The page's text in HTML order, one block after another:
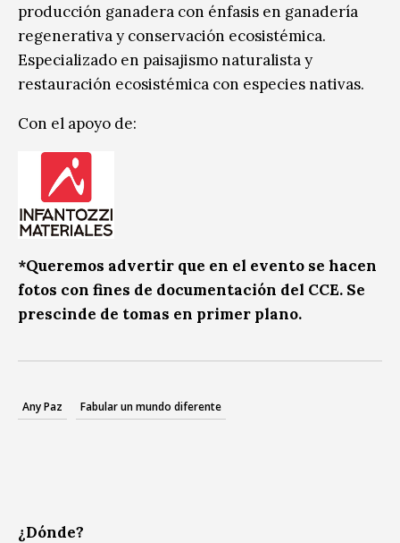
producción ganadera con énfasis en ganadería
regenerativa y conservación ecosistémica.
Especializado en paisajismo naturalista y
restauración ecosistémica con especies nativas.
Con el apoyo de:
*Queremos advertir que en el evento se hacen
fotos con fines de documentación del CCE. Se
prescinde de tomas en primer plano.
Any Paz Fabular un mundo diferente
¿Dónde?